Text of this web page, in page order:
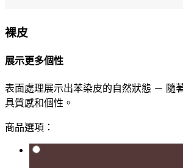
裸皮
展示更多個性
表面處理展示出苯染皮的自然狀態 － 隨
具質感和個性。
商品選項：